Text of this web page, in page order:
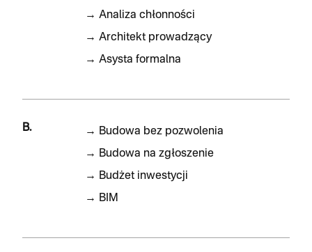
→ Analiza chłonności
→ Architekt prowadzący
→ Asysta formalna
B. → Budowa bez pozwolenia
→ Budowa na zgłoszenie
→ Budżet inwestycji
→ BIM